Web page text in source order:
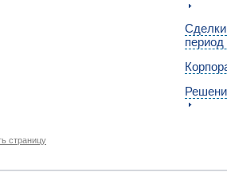
период
страницу